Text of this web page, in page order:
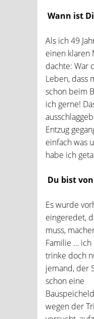
Wann ist
Als ich 49
einen klaren
dachte: War
Leben, dass
schon beim
ich gerne!
Entzug
einfach was
habe ich
Du bist
Es wurde
eingeredet,
muss,
Familie … ich
trinke doch
jemand, der
schon eine
wegen der